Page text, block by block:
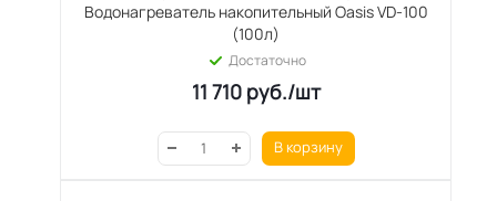
Водонагреватель накопительный Oasis VD-100
(100л)
Достаточно
11 710руб./шт
В корзину